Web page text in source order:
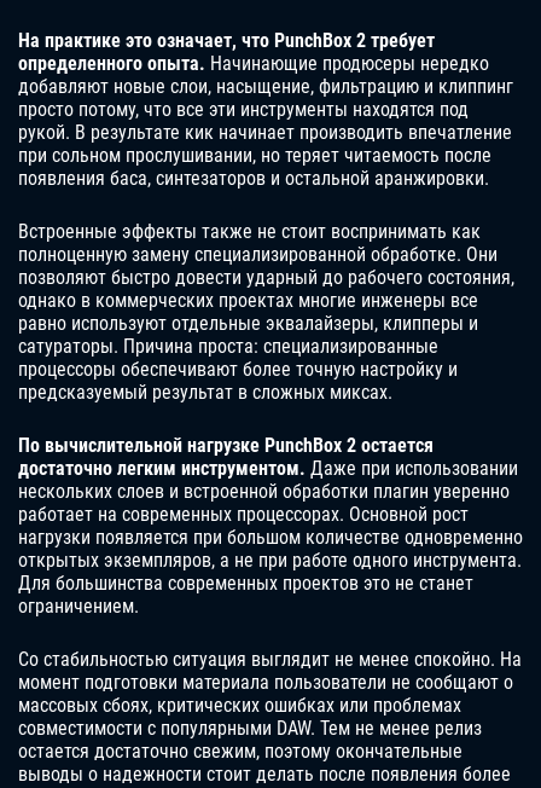
На практике это означает, что PunchBox 2 требует
определенного опыта. Начинающие продюсеры нередко
добавляют новые слои, насыщение, фильтрацию и клиппинг
просто потому, что все эти инструменты находятся под
рукой. В результате кик начинает производить впечатление
при сольном прослушивании, но теряет читаемость после
появления баса, синтезаторов и остальной аранжировки.
Встроенные эффекты также не стоит воспринимать как
полноценную замену специализированной обработке. Они
позволяют быстро довести ударный до рабочего состояния,
однако в коммерческих проектах многие инженеры все
равно используют отдельные эквалайзеры, клипперы и
сатураторы. Причина проста: специализированные
процессоры обеспечивают более точную настройку и
предсказуемый результат в сложных миксах.
По вычислительной нагрузке PunchBox 2 остается
достаточно легким инструментом. Даже при использовании
нескольких слоев и встроенной обработки плагин уверенно
работает на современных процессорах. Основной рост
нагрузки появляется при большом количестве одновременно
открытых экземпляров, а не при работе одного инструмента.
Для большинства современных проектов это не станет
ограничением.
Со стабильностью ситуация выглядит не менее спокойно. На
момент подготовки материала пользователи не сообщают о
массовых сбоях, критических ошибках или проблемах
совместимости с популярными DAW. Тем не менее релиз
остается достаточно свежим, поэтому окончательные
выводы о надежности стоит делать после появления более